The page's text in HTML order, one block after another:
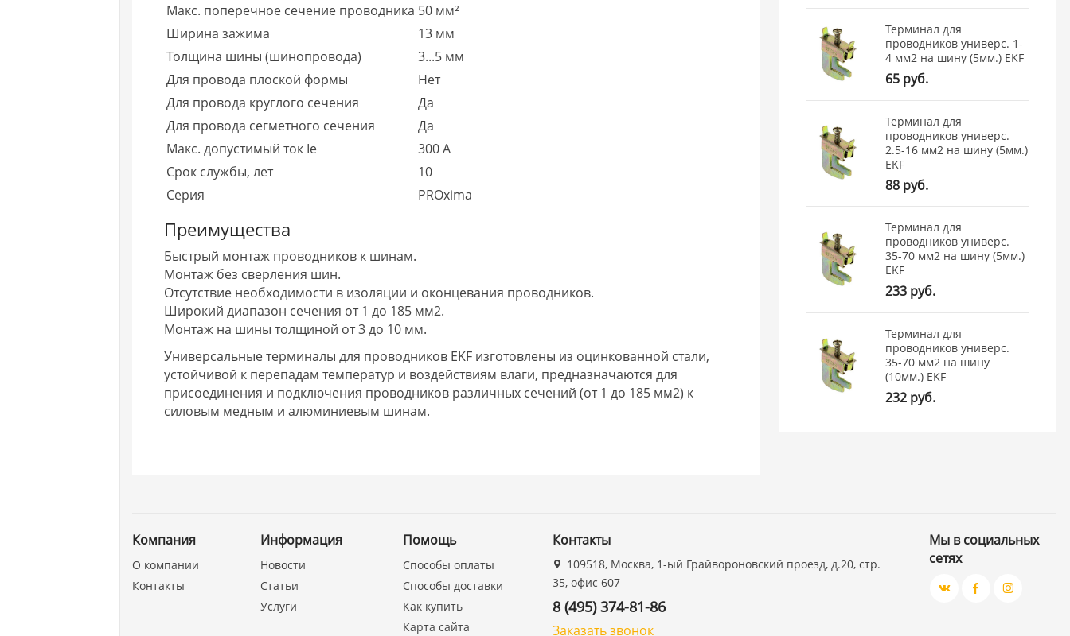
Макс. поперечное сечение проводника 50 мм²
Ширина зажима
13 мм
Толщина шины (шинопровода)
3...5 мм
Для провода плоской формы
Нет
Для провода круглого сечения
Да
Для провода сегметного сечения
Да
Макс. допустимый ток Ie
300 А
Срок службы, лет
10
Серия
PROxima
Преимущества
Быстрый монтаж проводников к шинам.
Монтаж без сверления шин.
Отсутствие необходимости в изоляции и оконцевания проводников.
Широкий диапазон сечения от 1 до 185 мм2.
Монтаж на шины толщиной от 3 до 10 мм.
Универсальные терминалы для проводников EKF изготовлены из оцин­кованной стали,
устойчивой к перепадам температур и воздействиям влаги, предназначаются для
присоединения и подключения проводников различных сечений (от 1 до 185 мм2) к
силовым медным и алюминиевым шинам.
Терминал для
проводников универс. 1-
4 мм2 на шину (5мм.) EKF
65 руб.
Терминал для
проводников универс.
2.5-16 мм2 на шину (5мм.)
EKF
88 руб.
Терминал для
проводников универс.
35-70 мм2 на шину (5мм.)
EKF
233 руб.
Терминал для
проводников универс.
35-70 мм2 на шину
(10мм.) EKF
232 руб.
Компания
О компании
Контакты
Информация
Новости
Статьи
Услуги
Помощь
Способы оплаты
Способы доставки
Как купить
Карта сайта
Контакты
109518, Москва, 1-ый Грайвороновский проезд, д.20, стр.
35, офис 607
8 (495) 374-81-86
Заказать звонок
Мы в социальных
сетях